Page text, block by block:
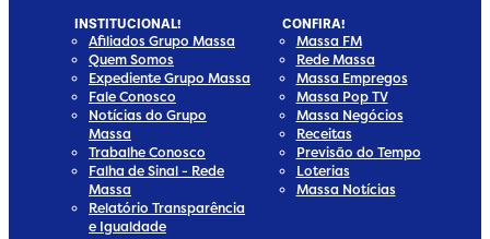
INSTITUCIONAL!
Afiliados Grupo Massa
Quem Somos
Expediente Grupo Massa
Fale Conosco
Notícias do Grupo
Massa
Trabalhe Conosco
Falha de Sinal - Rede
Massa
Relatório Transparência
e Igualdade
CONFIRA!
Massa FM
Rede Massa
Massa Empregos
Massa Pop TV
Massa Negócios
Receitas
Previsão do Tempo
Loterias
Massa Notícias